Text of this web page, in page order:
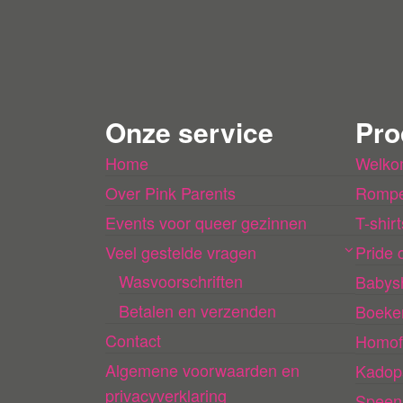
l
i
l
Onze service
Home
Over Pink Parents
Events voor queer gezinnen
Veel gestelde vragen
Wasvoorschriften
Betalen en verzenden
Contact
Algemene voorwaarden en
privacyverklaring
T-
Pride